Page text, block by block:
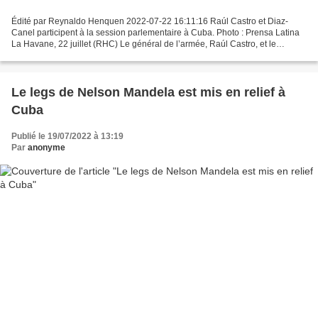
Édité par Reynaldo Henquen 2022-07-22 16:11:16 Raúl Castro et Diaz-
Canel participent à la session parlementaire à Cuba. Photo : Prensa Latina
La Havane, 22 juillet (RHC) Le général de l’armée, Raúl Castro, et le
Le legs de Nelson Mandela est mis en relief à
Cuba
Publié le 19/07/2022 à 13:19
Par anonyme